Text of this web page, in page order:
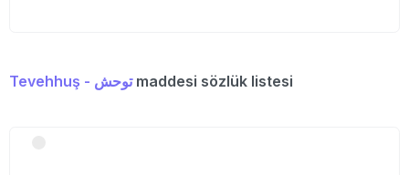
Tevehhuş - توحشmaddesi sözlük listesi